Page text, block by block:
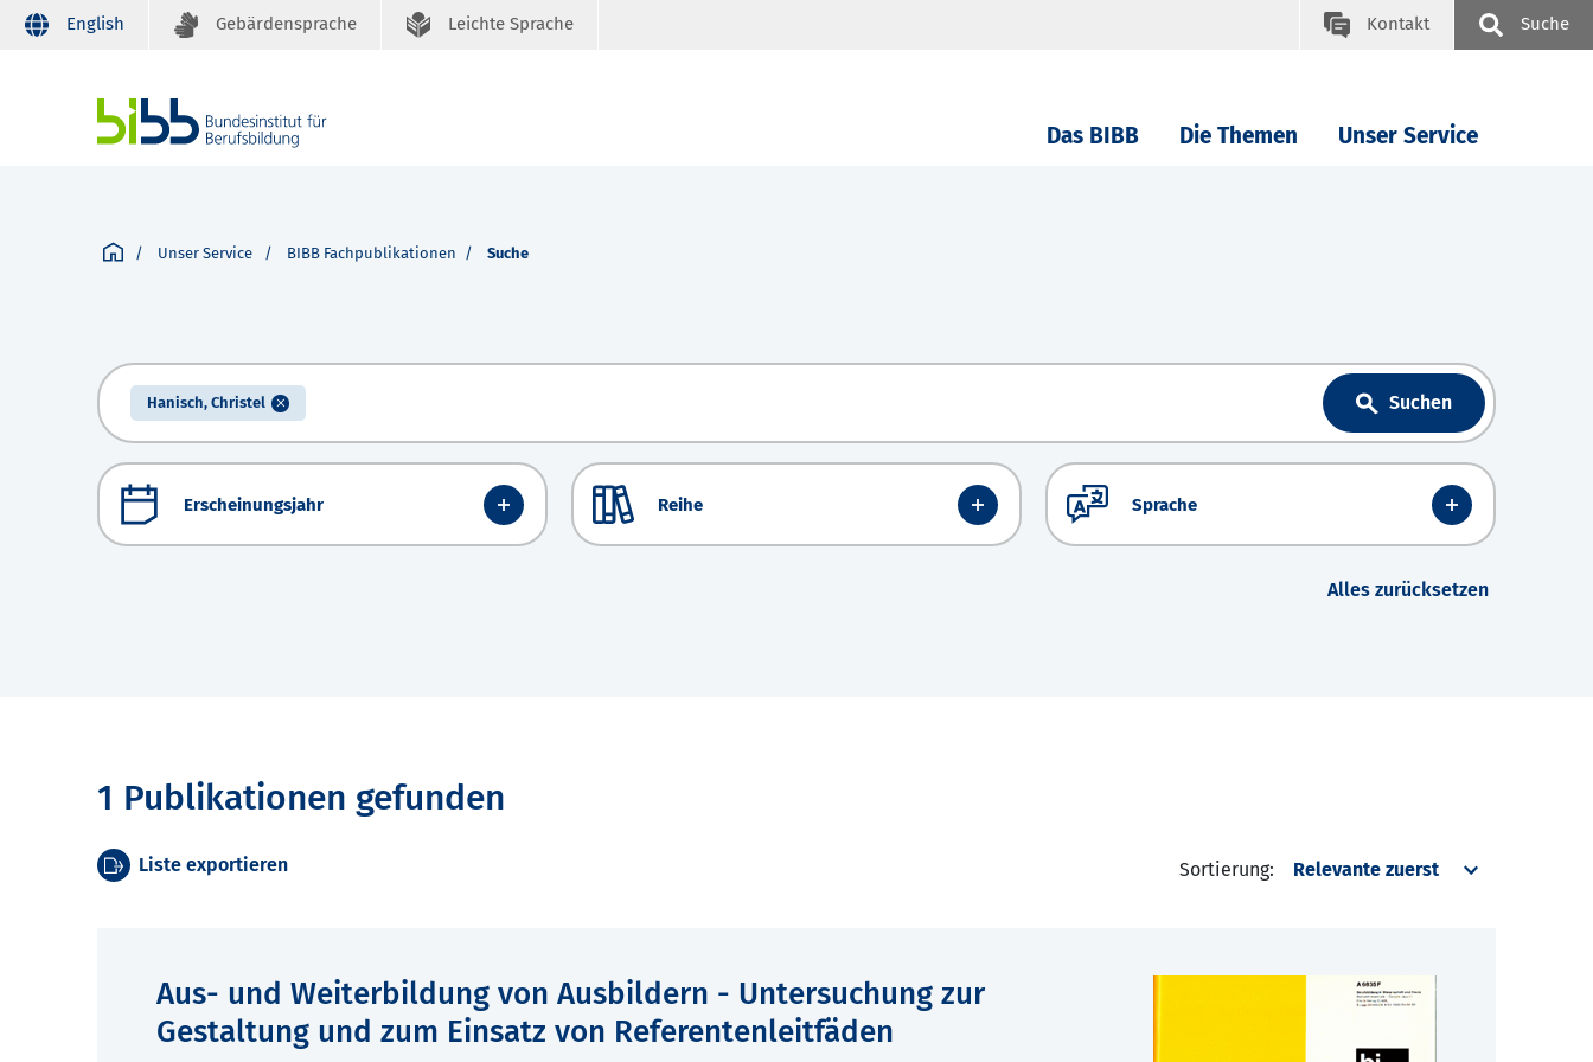
English Gebärdensprache Leichte Sprache Kontakt Suche
Das BIBB Die Themen Unser Service
Unser Service BIBB Fachpublikationen Suche
Hanisch, Christel Suchen
Erscheinungsjahr Reihe Sprache
Alles zurücksetzen
1 Publikationen gefunden
Liste exportieren Sortierung:
Aus- und Weiterbildung von Ausbildern - Untersuchung zur
Gestaltung und zum Einsatz von Referentenleitfäden